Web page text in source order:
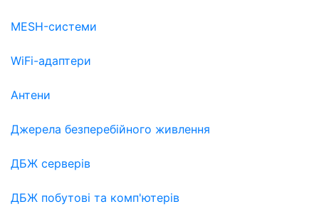
MESH-системи
WiFi-адаптери
Антени
Джерела безперебійного живлення
ДБЖ серверів
ДБЖ побутові та комп'ютерів